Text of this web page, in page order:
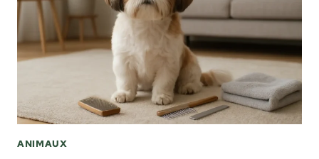
ET
SOLUTIONS
ANIMAUX